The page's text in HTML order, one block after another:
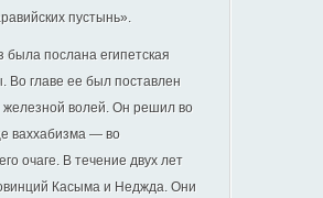
пустынь».
была послана египетская
Во главе ее был поставлен
волей. Он решил во
ваххабизма — во
очаге. В течение двух лет
Касыма и Неджда. Они